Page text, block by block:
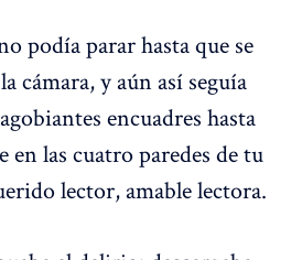
podía parar hasta que se
cámara, y aún así seguía
encuadres hasta
en las cuatro paredes de tu
lector, amable lectora.